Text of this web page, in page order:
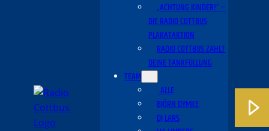
„ACHTUNG KINDER!“ –
DIE RADIO COTTBUS
PLAKATAKTION
RADIO COTTBUS ZAHLT
DEINE TANKFÜLLUNG
TEAM
ALLE
BJÖRN DYMKE
DJ LARS